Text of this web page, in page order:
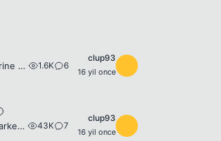
Taxi yaparken süre tutan bir program. nakooo - Taxi Yardımcısı'nın projesini kaybettiğim için onun yerine bunu yaptım. Bana arka planı saydam programı soruyodunuz, işte bu geliştirilmiş hali Programda... 1.6K 6
clup93
16 yil once
Açıklama İşte Uzun Uğraşlarım sonucu Bulmuş olduğum Auto Reform Auto Accept Programı Taxi yaparken düşük levelleri otomatik alabilir. 4/4 pt oto kuran ve gelenleri oto alan vede Açıklama Kısmına İste... 43K 7
clup93
16 yil once